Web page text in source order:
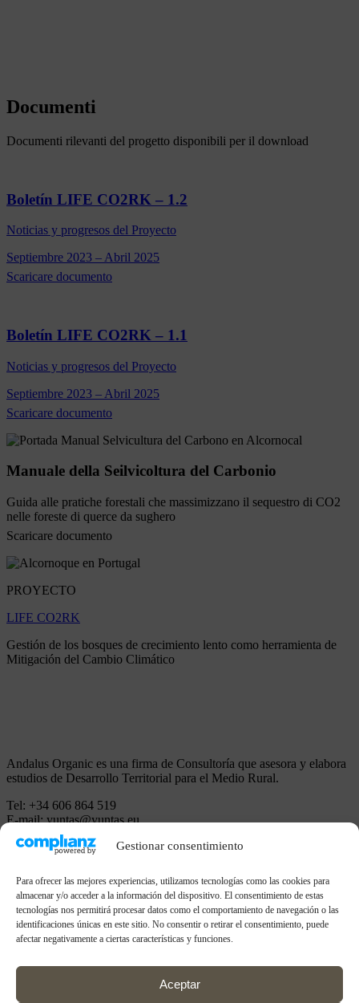
Gestionar consentimiento
Para ofrecer las mejores experiencias, utilizamos tecnologías como las cookies para
almacenar y/o acceder a la información del dispositivo. El consentimiento de estas
tecnologías nos permitirá procesar datos como el comportamiento de navegación o las
identificaciones únicas en este sitio. No consentir o retirar el consentimiento, puede
afectar negativamente a ciertas características y funciones.
Aceptar
Documenti
Documenti rilevanti del progetto disponibili per il download
Boletín LIFE CO2RK – 1.2
Noticias y progresos del Proyecto
Septiembre 2023 – Abril 2025
Scaricare documento
Boletín LIFE CO2RK – 1.1
Noticias y progresos del Proyecto
Septiembre 2023 – Abril 2025
Scaricare documento
Manuale della Seilvicoltura del Carbonio
Guida alle pratiche forestali che massimizzano il sequestro di CO2
nelle foreste di querce da sughero
Scaricare documento
PROYECTO
LIFE CO2RK
Gestión de los bosques de crecimiento lento como herramienta de
Mitigación del Cambio Climático
Andalus Organic es una firma de Consultoría que asesora y elabora
estudios de Desarrollo Territorial para el Medio Rural.
Tel: +34 606 864 519
E-mail: yuntas@yuntas.eu
C/ Exposición 14
41927 Mairena del Aljarafe. Sevilla, ESPAÑA
Proyectos
Life CO2RK
Rivers-Rest
Predaqua